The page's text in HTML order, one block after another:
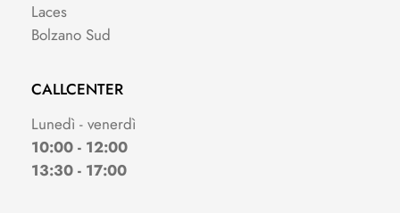
Laces
Bolzano Sud
CALLCENTER
Lunedì - venerdì
10:00 - 12:00
13:30 - 17:00